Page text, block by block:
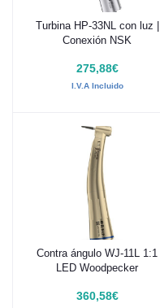
Añadir al carrito
Turbina HP-33NL con luz |
Conexión NSK
275,88€
I.V.A Incluido
Añadir al carrito
Contra ángulo WJ-11L 1:1
LED Woodpecker
360,58€